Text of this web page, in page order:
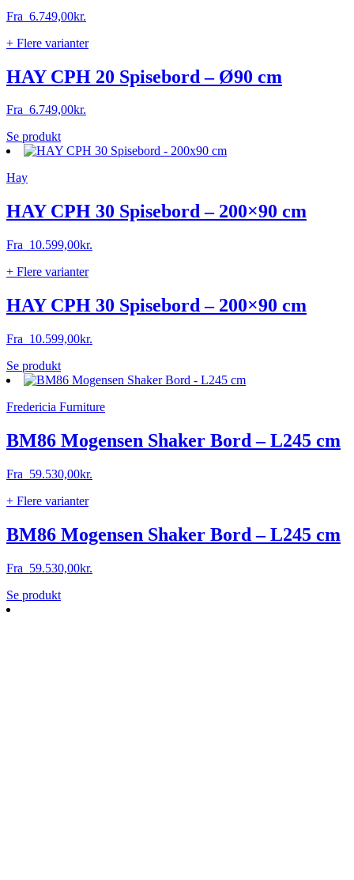
på
Fra 6.749,00kr.
+ Flere varianter
HAY CPH 20 Spisebord – Ø90 cm
Fra 6.749,00kr.
Se produktDette
vare
Mulighederne
kan
på
varesiden
Hay
HAY CPH 30 Spisebord – 200×90 cm
Fra 10.599,00kr.
+ Flere varianter
HAY CPH 30 Spisebord – 200×90 cm
Fra 10.599,00kr.
Se produktDette
vare
flere
Mulighederne
kan
på
Fredericia Furniture
BM86 Mogensen Shaker Bord – L245 cm
Fra 59.530,00kr.
+ Flere varianter
BM86 Mogensen Shaker Bord – L245 cm
Fra 59.530,00kr.
Se produktDette